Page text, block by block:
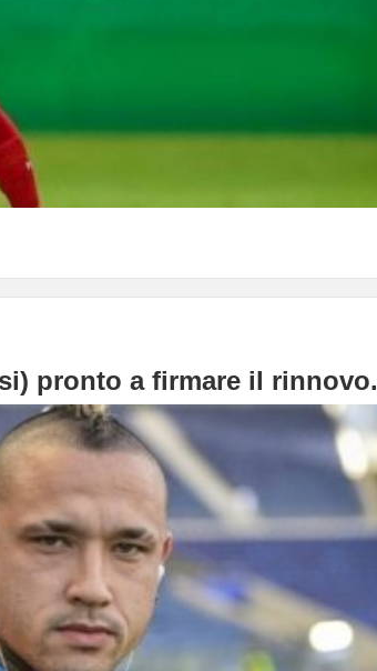
pronto a firmare il rinnovo.